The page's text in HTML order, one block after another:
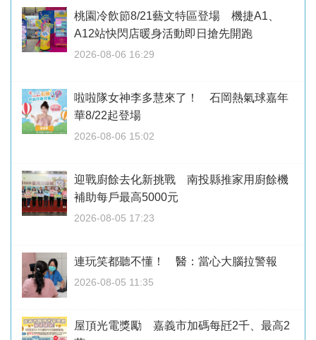
桃園冷飲節8/21藝文特區登場 機捷A1、
A12站快閃店暖身活動即日搶先開跑
2026-08-06 16:29
啦啦隊女神李多慧來了！ 石岡熱氣球嘉年
華8/22起登場
2026-08-06 15:02
迎戰廚餘去化新挑戰 南投縣推家用廚餘機
補助每戶最高5000元
2026-08-05 17:23
連玩笑都聽不懂！ 醫：當心大腦拉警報
2026-08-05 11:35
屋頂光電獎勵 嘉義市加碼每瓩2千、最高2